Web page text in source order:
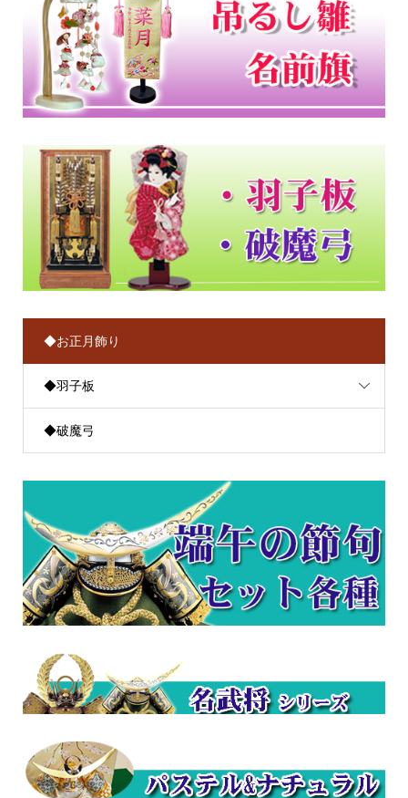
◆お正月飾り
◆羽子板
◆破魔弓